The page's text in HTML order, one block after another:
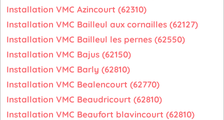
Installation VMC Azincourt (62310)
Installation VMC Bailleul aux cornailles (62127)
Installation VMC Bailleul les pernes (62550)
Installation VMC Bajus (62150)
Installation VMC Barly (62810)
Installation VMC Bealencourt (62770)
Installation VMC Beaudricourt (62810)
Installation VMC Beaufort blavincourt (62810)